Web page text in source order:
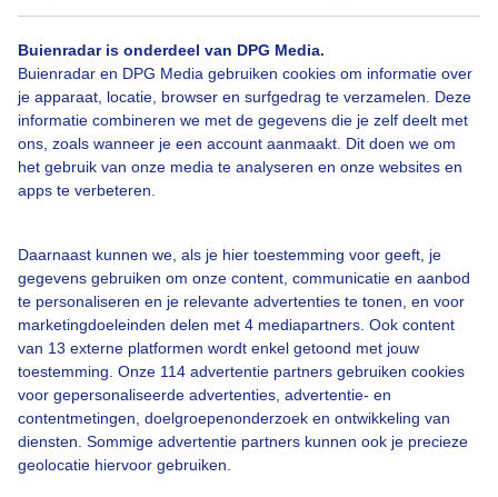
Buienradar is onderdeel van DPG Media.
Buienradar en DPG Media gebruiken cookies om informatie over
je apparaat, locatie, browser en surfgedrag te verzamelen. Deze
informatie combineren we met de gegevens die je zelf deelt met
ons, zoals wanneer je een account aanmaakt. Dit doen we om
het gebruik van onze media te analyseren en onze websites en
apps te verbeteren.
Daarnaast kunnen we, als je hier toestemming voor geeft, je
gegevens gebruiken om onze content, communicatie en aanbod
te personaliseren en je relevante advertenties te tonen, en voor
marketingdoeleinden delen met 4 mediapartners. Ook content
van 13 externe platformen wordt enkel getoond met jouw
toestemming. Onze 114 advertentie partners gebruiken cookies
voor gepersonaliseerde advertenties, advertentie- en
contentmetingen, doelgroepenonderzoek en ontwikkeling van
diensten. Sommige advertentie partners kunnen ook je precieze
geolocatie hiervoor gebruiken.
Bekijk slideshow
Over Buienradar
Bedrijfsgegevens